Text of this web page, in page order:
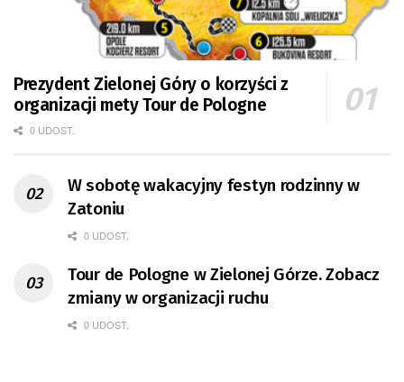
Prezydent Zielonej Góry o korzyści z
organizacji mety Tour de Pologne
0 UDOST.
W sobotę wakacyjny festyn rodzinny w
Zatoniu
0 UDOST.
Tour de Pologne w Zielonej Górze. Zobacz
zmiany w organizacji ruchu
0 UDOST.